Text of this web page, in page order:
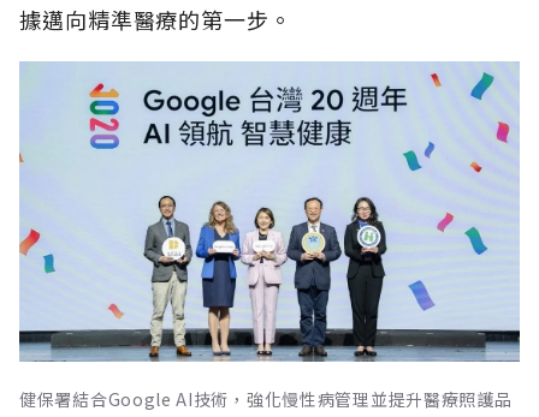
據邁向精準醫療的第一步。
健保署結合Google AI技術，強化慢性病管理並提升醫療照護品